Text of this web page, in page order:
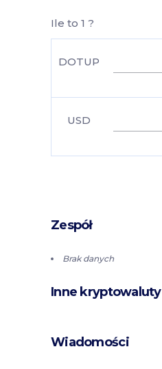
Ile to 1 ?
DOTUP
USD
Zespół
Brak danych
Inne kryptowaluty
Wiadomości